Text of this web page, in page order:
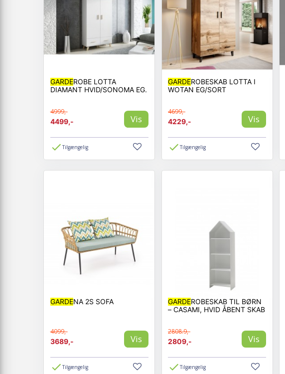
GARDEROBE LOTTA
DIAMANT HVID/SONOMA EG.
4999,-
4499,-
Vis
Tilgængelig
GARDEROBESKAB LOTTA I
WOTAN EG/SORT
4699,-
4229,-
Vis
Tilgængelig
GARDENA 2S SOFA
4099,-
3689,-
Vis
Tilgængelig
GARDEROBESKAB TIL BØRN
– CASAMI, HVID ÅBENT SKAB
2808.9,-
2809,-
Vis
Tilgængelig